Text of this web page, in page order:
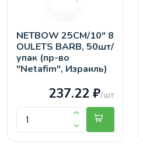
NETBOW 25СМ/10" 8
OULETS BARB, 50шт/
упак (пр-во
"Netafim", Израиль)
237.22 ₽/шт